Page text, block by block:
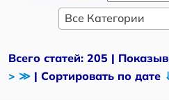
Все Категории
Всего статей: 205 |
> ≫ | Сортировать по дате